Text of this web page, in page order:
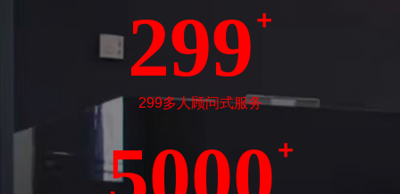
299 +
299多人顾问式服务
+